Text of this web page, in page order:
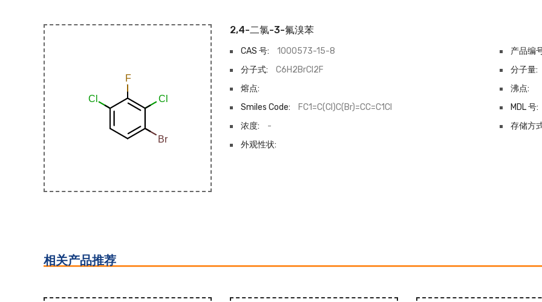
2,4-二氯-3-氟溴苯
CAS 号: 1000573-15-8
产品编
分子式:
C6H2BrCl2F
分子量:
熔点:
沸点:
Smiles Code:
FC1=C(Cl)C(Br)=CC=C1Cl
MDL 号:
浓度:
-
存储方
外观性状:
相关产品推荐